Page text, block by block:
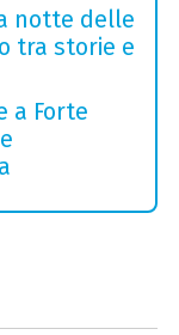
notte delle
tra storie e
a Forte